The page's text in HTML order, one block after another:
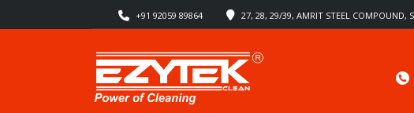
27, 28, 29/39, AMRIT STEEL COMPOUND,
+91 92059 89864